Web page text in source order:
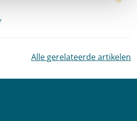
Alle gerelateerde artikelen